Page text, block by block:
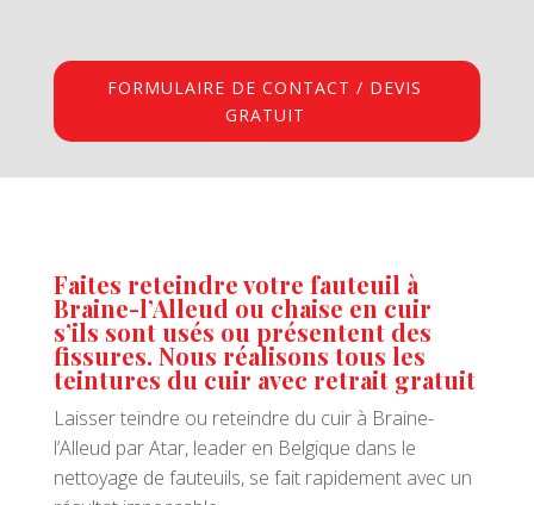
FORMULAIRE DE CONTACT / DEVIS
GRATUIT
Faites reteindre votre fauteuil à
Braine-l’Alleud ou chaise en cuir
s’ils sont usés ou présentent des
fissures. Nous réalisons tous les
teintures du cuir avec retrait gratuit
Laisser teindre ou reteindre du cuir à Braine-
l’Alleud par Atar, leader en Belgique dans le
nettoyage de fauteuils, se fait rapidement avec un